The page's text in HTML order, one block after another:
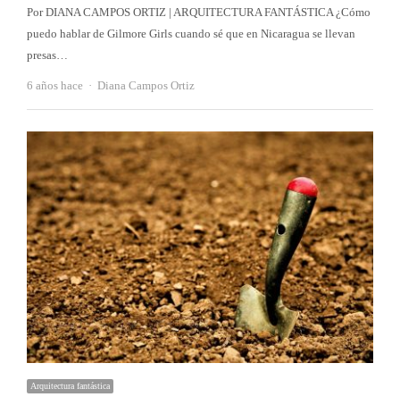
Por DIANA CAMPOS ORTIZ | ARQUITECTURA FANTÁSTICA ¿Cómo
puedo hablar de Gilmore Girls cuando sé que en Nicaragua se llevan
presas…
6 años hace Autor
Diana Campos Ortiz
Arquitectura fantástica